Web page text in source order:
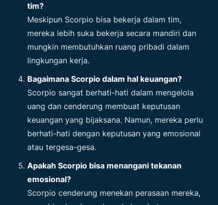
tim?
Meskipun Scorpio bisa bekerja dalam tim,
mereka lebih suka bekerja secara mandiri dan
mungkin membutuhkan ruang pribadi dalam
lingkungan kerja.
Bagaimana Scorpio dalam hal keuangan?
Scorpio sangat berhati-hati dalam mengelola
uang dan cenderung membuat keputusan
keuangan yang bijaksana. Namun, mereka perlu
berhati-hati dengan keputusan yang emosional
atau tergesa-gesa.
Apakah Scorpio bisa menangani tekanan
emosional?
Scorpio cenderung menekan perasaan mereka,